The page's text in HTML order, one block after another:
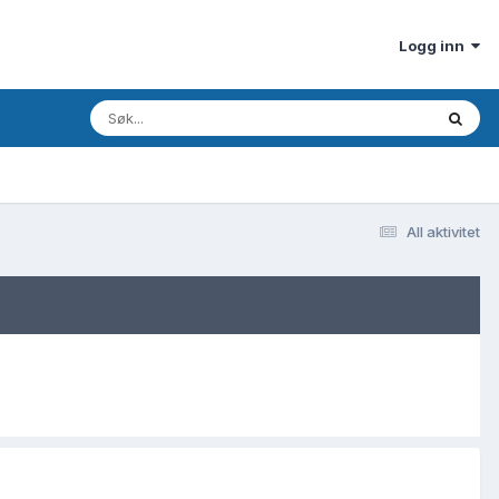
Logg inn
All aktivitet